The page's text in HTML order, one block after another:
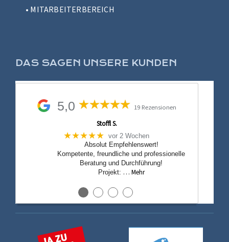
• MITARBEITERBEREICH
DAS SAGEN UNSERE KUNDEN
5,0
19 Rezensionen
Stoffl S.
★★★★★ vor 2 Wochen
Absolut Empfehlenswert!
Kompetente, freundliche und professionelle
Beratung und Durchführung!
Projekt: … Mehr
● ● ● ●